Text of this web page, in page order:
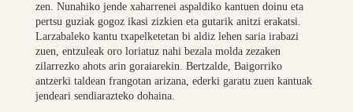
zen. Nunahiko jende xaharrenei aspaldiko kantuen doinu eta
pertsu guziak gogoz ikasi zizkien eta gutarik anitzi erakatsi.
Larzabaleko kantu txapelketetan bi aldiz lehen saria irabazi
zuen, entzuleak oro loriatuz nahi bezala molda zezaken
zilarrezko ahots arin goraiarekin. Bertzalde, Baigorriko
antzerki taldean frangotan arizana, ederki garatu zuen kantuak
jendeari sendiarazteko dohaina.